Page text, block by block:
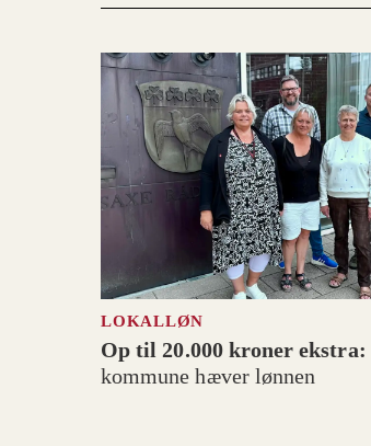
LOKALLØN
Op til 20.000 kroner ekstra:
kommune hæver lønnen